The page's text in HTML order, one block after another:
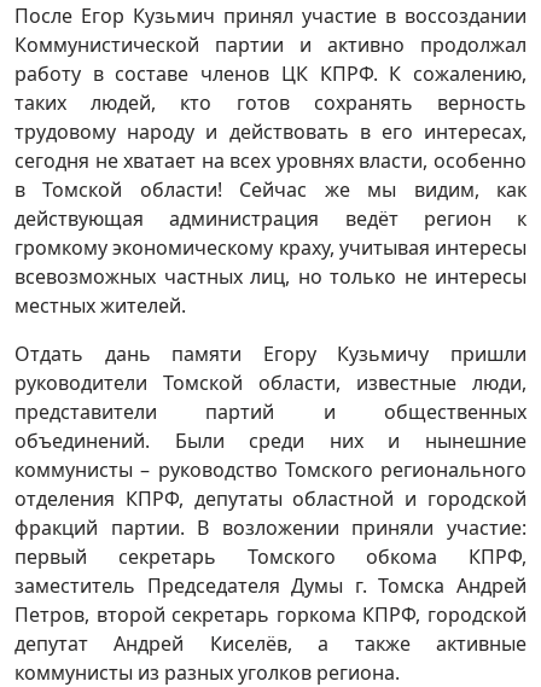
После Егор Кузьмич принял участие в воссоздании
Коммунистической партии и активно продолжал
работу в составе членов ЦК КПРФ. К сожалению,
таких людей, кто готов сохранять верность
трудовому народу и действовать в его интересах,
сегодня не хватает на всех уровнях власти, особенно
в Томской области! Сейчас же мы видим, как
действующая администрация ведёт регион к
громкому экономическому краху, учитывая интересы
всевозможных частных лиц, но только не интересы
местных жителей.
Отдать дань памяти Егору Кузьмичу пришли
руководители Томской области, известные люди,
представители партий и общественных
объединений. Были среди них и нынешние
коммунисты – руководство Томского регионального
отделения КПРФ, депутаты областной и городской
фракций партии. В возложении приняли участие:
первый секретарь Томского обкома КПРФ,
заместитель Председателя Думы г. Томска Андрей
Петров, второй секретарь горкома КПРФ, городской
депутат Андрей Киселёв, а также активные
коммунисты из разных уголков региона.